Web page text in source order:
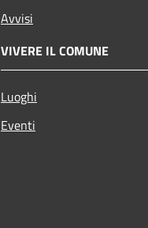
Avvisi
VIVERE IL COMUNE
Luoghi
Eventi